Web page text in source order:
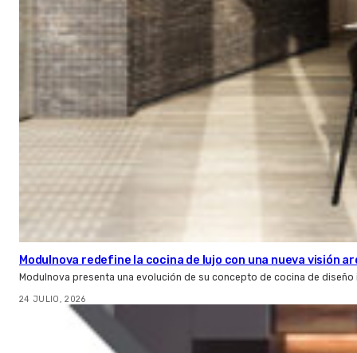
Modulnova redefine la cocina de lujo con una nueva visión
Modulnova presenta una evolución de su concepto de cocina de
24 JULIO, 2026